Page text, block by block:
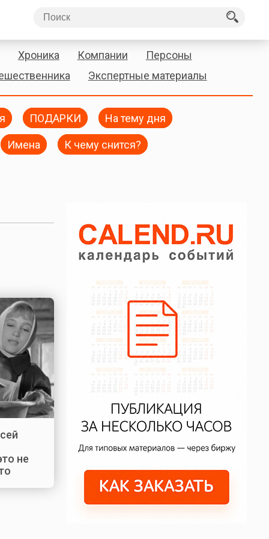
Хроника Компании
Персоны
Экспертные материалы
ПОДАРКИ На тему дня
Имена К чему снится?
не